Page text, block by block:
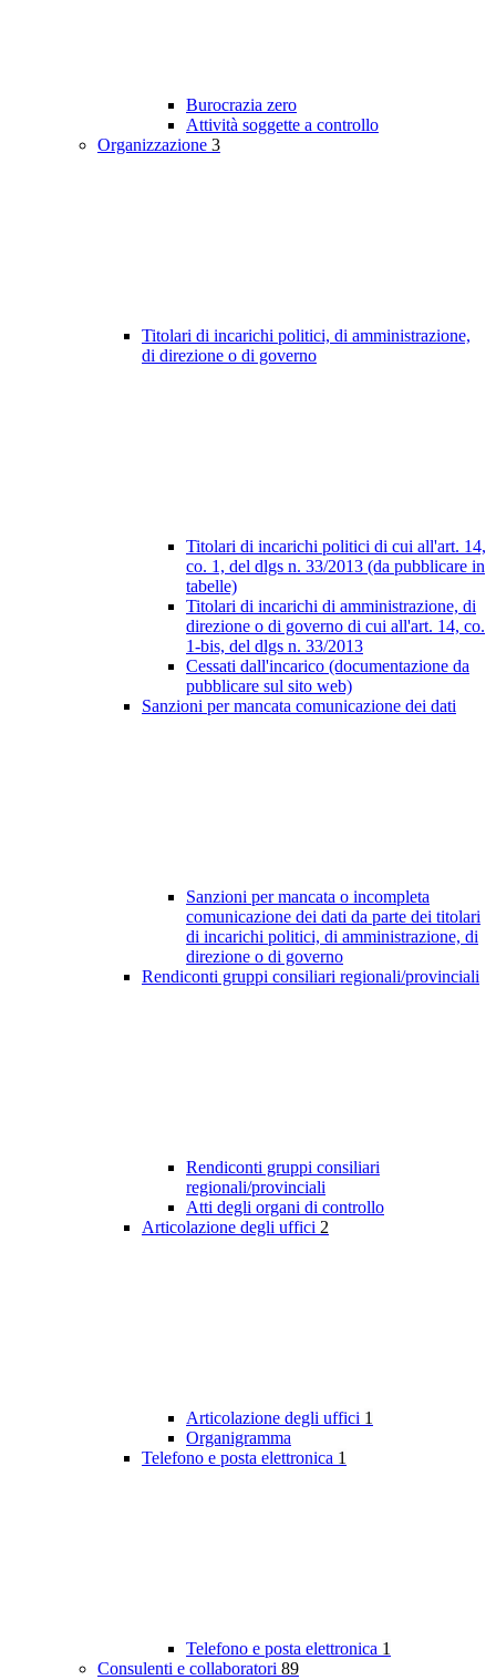
Burocrazia zero
Attività soggette a controllo
Organizzazione 3
Titolari di incarichi politici, di amministrazione,
di direzione o di governo
Titolari di incarichi politici di cui all'art. 14,
co. 1, del dlgs n. 33/2013 (da pubblicare in
tabelle)
Titolari di incarichi di amministrazione, di
direzione o di governo di cui all'art. 14, co.
1-bis, del dlgs n. 33/2013
Cessati dall'incarico (documentazione da
pubblicare sul sito web)
Sanzioni per mancata comunicazione dei dati
Sanzioni per mancata o incompleta
comunicazione dei dati da parte dei titolari
di incarichi politici, di amministrazione, di
direzione o di governo
Rendiconti gruppi consiliari regionali/provinciali
Rendiconti gruppi consiliari
regionali/provinciali
Atti degli organi di controllo
Articolazione degli uffici 2
Articolazione degli uffici 1
Organigramma
Telefono e posta elettronica 1
Telefono e posta elettronica 1
Consulenti e collaboratori 89